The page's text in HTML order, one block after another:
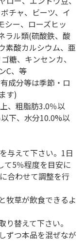
チャ、ビーツ、イ
シー、ローズヒッ
ラル類(硫酸鉄、酸
素酸カルシウム、亜
糖、キンセンカ、
C、等
成分等は季節・ロ
す)
、粗脂肪3.0％以
下、水分10.0%以
与えて下さい。1日
て5％程度を目安に
合わせて調整を行
牧草が飲食できるよ
り替えて下さい。
ずつ本品を混ぜなが